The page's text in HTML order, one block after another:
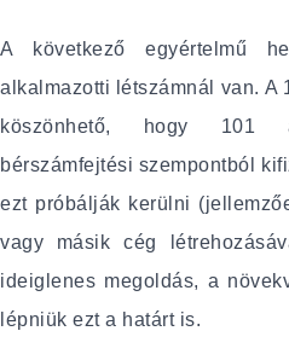
A következő egyértelmű
alkalmazotti létszámnál van. A
köszönhető, hogy 101
bérszámfejtési szempontból
ezt próbálják kerülni
vagy másik cég
ideiglenes megoldás, a
lépniük ezt a határt is.